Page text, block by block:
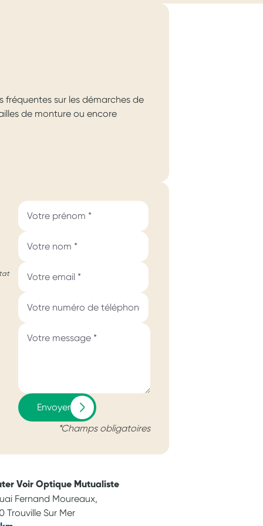
sur les démarches de
de monture ou encore
Envoyer
*Champs obligatoires
Voir Optique Mutualiste
Fernand Moureaux,
Trouville Sur Mer